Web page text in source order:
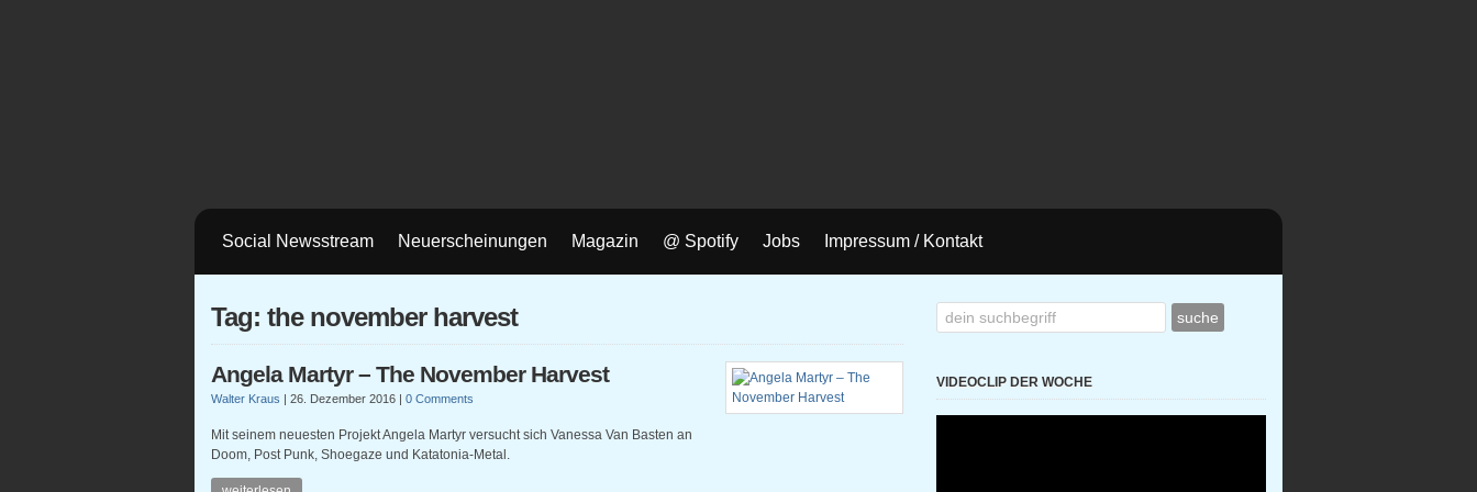
Social Newsstream Neuerscheinungen Magazin @ Spotify Jobs Impressum / Kontakt
Tag: the november harvest
Angela Martyr – The November Harvest
Walter Kraus | 26. Dezember 2016 | 0 Comments
Mit seinem neuesten Projekt Angela Martyr versucht sich Vanessa Van Basten an
Doom, Post Punk, Shoegaze und Katatonia-Metal.
VIDEOCLIP DER WOCHE